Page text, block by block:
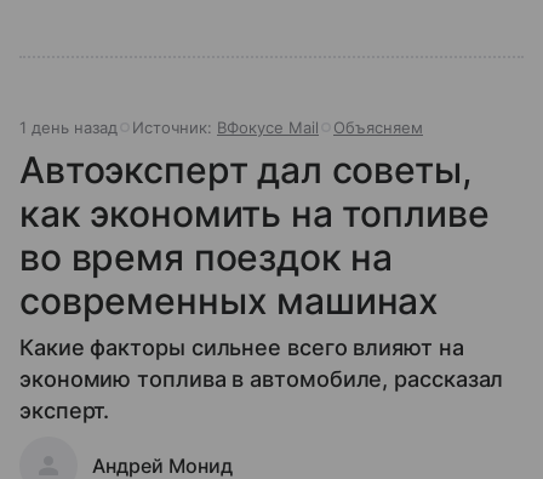
1 день назад Источник: ВФокусе Mail Объясняем
Автоэксперт дал советы,
как экономить на топливе
во время поездок на
современных машинах
Какие факторы сильнее всего влияют на
экономию топлива в автомобиле, рассказал
эксперт.
Андрей Монид